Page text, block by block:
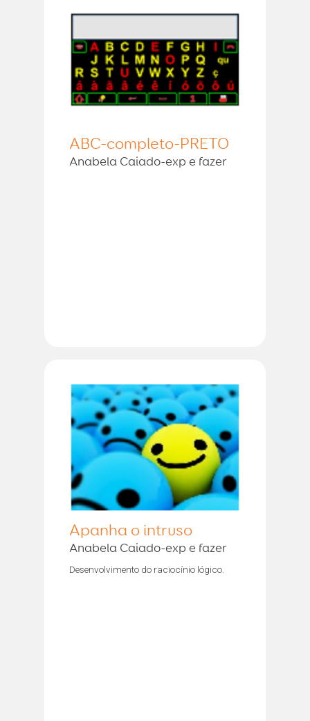
ABC-completo-PRETO
Anabela Caiado-exp e fazer
Apanha o intruso
Anabela Caiado-exp e fazer
Desenvolvimento do raciocínio lógico.